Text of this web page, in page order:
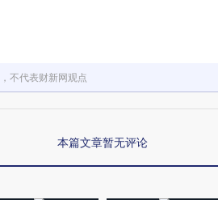
不代表财新网观点
本篇文章暂无评论